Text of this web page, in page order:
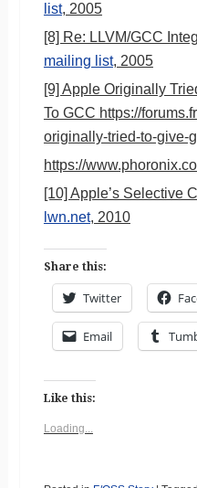
list, 2005
[8] Re: LLVM/GCC
mailing list, 2005
[9] Apple Originally
To GCC https://
originally-tried-to-give-
https://
[10] Apple’s Selective
lwn.net, 2010
Share this:
Twitter
Email
Like this:
Loading...